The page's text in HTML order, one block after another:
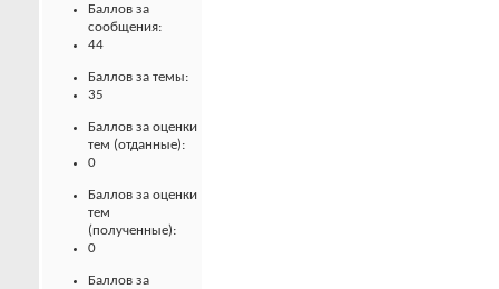
Баллов за
сообщения:
44
Баллов за темы:
35
Баллов за оценки
тем (отданные):
0
Баллов за оценки
тем
(полученные):
0
Баллов за